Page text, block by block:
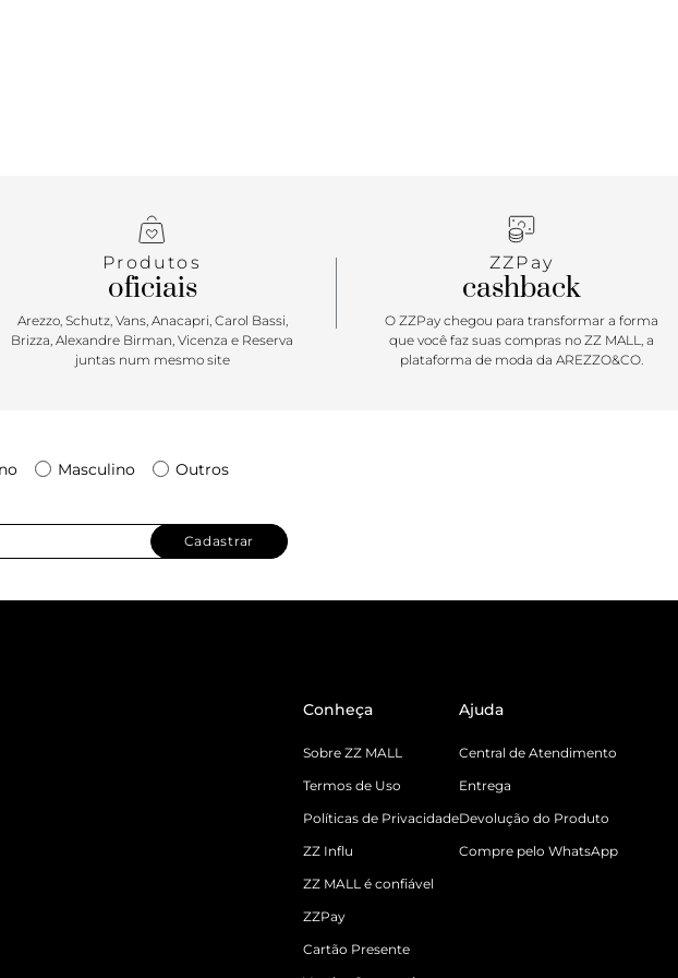
Produtos
oficiais
Arezzo, Schutz, Vans, Anacapri, Carol Bassi,
Brizza, Alexandre Birman, Vicenza e Reserva
juntas num mesmo site
ZZPay
cashback
O ZZPay chegou para transformar a forma
que você faz suas compras no ZZ MALL, a
plataforma de moda da AREZZO&CO.
Masculino Outros
Cadastrar
Conheça
Sobre ZZ MALL
Termos de Uso
Políticas de Privacidade
ZZ Influ
ZZ MALL é confiável
ZZPay
Cartão Presente
Ajuda
Central de Atendimento
Entrega
Devolução do Produto
Compre pelo WhatsApp